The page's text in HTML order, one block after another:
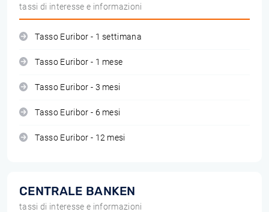
tassi di interesse e informazioni
Tasso Euribor - 1 settimana
Tasso Euribor - 1 mese
Tasso Euribor - 3 mesi
Tasso Euribor - 6 mesi
Tasso Euribor - 12 mesi
CENTRALE BANKEN
tassi di interesse e informazioni